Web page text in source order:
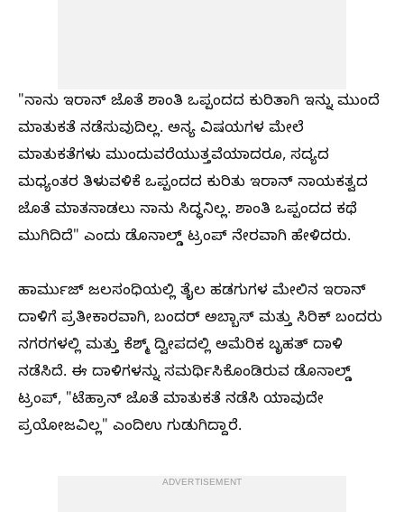
"ನಾನು ಇರಾನ್‌ ಜೊತೆ ಶಾಂತಿ ಒಪ್ಪಂದದ ಕುರಿತಾಗಿ ಇನ್ನು ಮುಂದೆ
ಮಾತುಕತೆ ನಡೆಸುವುದಿಲ್ಲ. ಅನ್ಯ ವಿಷಯಗಳ ಮೇಲೆ
ಮಾತುಕತೆಗಳು ಮುಂದುವರೆಯುತ್ತವೆಯಾದರೂ, ಸದ್ಯದ
ಮಧ್ಯಂತರ ತಿಳುವಳಿಕೆ ಒಪ್ಪಂದದ ಕುರಿತು ಇರಾನ್‌ ನಾಯಕತ್ವದ
ಜೊತೆ ಮಾತನಾಡಲು ನಾನು ಸಿದ್ಧನಿಲ್ಲ. ಶಾಂತಿ ಒಪ್ಪಂದದ ಕಥೆ
ಮುಗಿದಿದೆ" ಎಂದು ಡೊನಾಲ್ಡ್‌ ಟ್ರಂಪ್‌ ನೇರವಾಗಿ ಹೇಳಿದರು.
ಹಾರ್ಮುಜ್ ಜಲಸಂಧಿಯಲ್ಲಿ ತೈಲ ಹಡಗುಗಳ ಮೇಲಿನ ಇರಾನ್‌
ದಾಳಿಗೆ ಪ್ರತೀಕಾರವಾಗಿ, ಬಂದರ್ ಅಬ್ಬಾಸ್ ಮತ್ತು ಸಿರಿಕ್ ಬಂದರು
ನಗರಗಳಲ್ಲಿ ಮತ್ತು ಕೆಶ್ಮ್ ದ್ವೀಪದಲ್ಲಿ ಅಮೆರಿಕ ಬೃಹತ್ ದಾಳಿ
ನಡೆಸಿದೆ. ಈ ದಾಳಿಗಳನ್ನು ಸಮರ್ಥಿಸಿಕೊಂಡಿರುವ ಡೊನಾಲ್ಡ್‌
ಟ್ರಂಪ್‌, "ಟೆಹ್ರಾನ್‌ ಜೊತೆ ಮಾತುಕತೆ ನಡೆಸಿ ಯಾವುದೇ
ಪ್ರಯೋಜವಿಲ್ಲ" ಎಂದಿಉ ಗುಡುಗಿದ್ದಾರೆ.
ADVERTISEMENT